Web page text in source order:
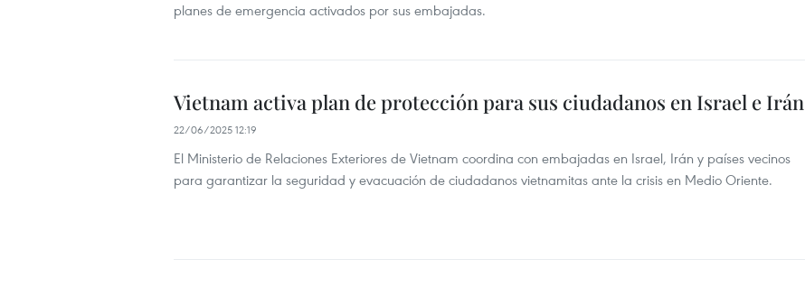
planes de emergencia activados por sus embajadas.
Vietnam activa plan de protección para sus ciudadanos en Israel e Irán
22/06/2025 12:19
El Ministerio de Relaciones Exteriores de Vietnam coordina con embajadas en Israel, Irán y países vecinos
para garantizar la seguridad y evacuación de ciudadanos vietnamitas ante la crisis en Medio Oriente.